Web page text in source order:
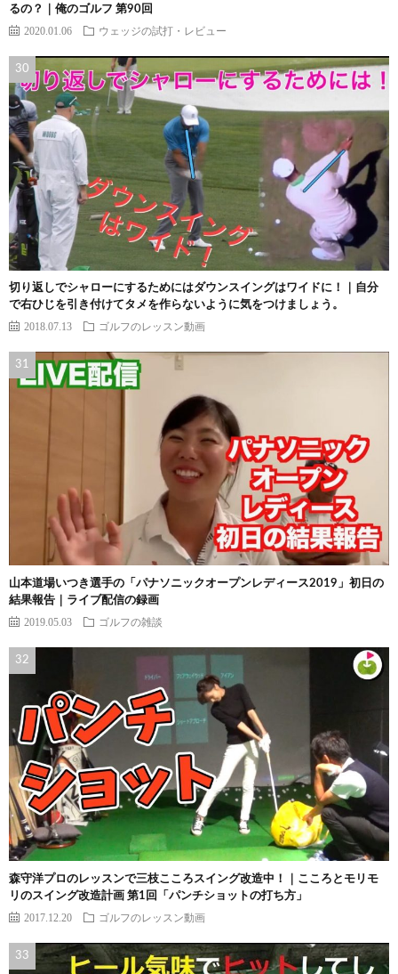
るの？｜俺のゴルフ 第90回
2020.01.06 ウェッジの試打・レビュー
切り返しでシャローにするためにはダウンスイングはワイドに！｜自分
で右ひじを引き付けてタメを作らないように気をつけましょう。
2018.07.13 ゴルフのレッスン動画
山本道場いつき選手の「パナソニックオープンレディース2019」初日の
結果報告｜ライブ配信の録画
2019.05.03 ゴルフの雑談
森守洋プロのレッスンで三枝こころスイング改造中！｜こころとモリモ
リのスイング改造計画 第1回「パンチショットの打ち方」
2017.12.20 ゴルフのレッスン動画